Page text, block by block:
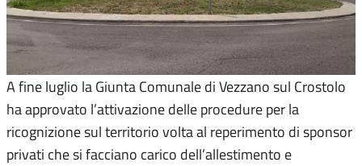
A fine luglio la Giunta Comunale di Vezzano sul Crostolo
ha approvato l’attivazione delle procedure per la
ricognizione sul territorio volta al reperimento di sponsor
privati che si facciano carico dell’allestimento e